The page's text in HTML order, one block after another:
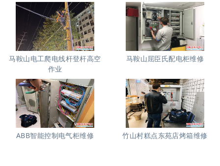
马鞍山电工爬电线杆登杆高空
作业
马鞍山屈臣氏配电柜维修
ABB智能控制电气柜维修 竹山村糕点东苑店烤箱维修